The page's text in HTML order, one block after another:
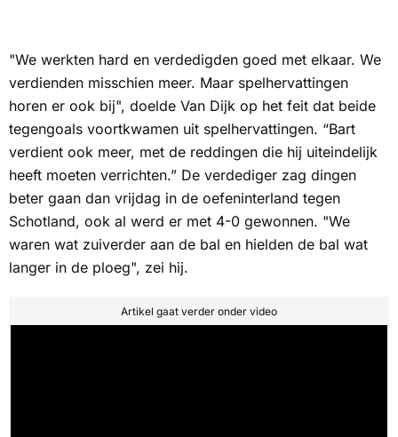
"We werkten hard en verdedigden goed met elkaar. We
verdienden misschien meer. Maar spelhervattingen
horen er ook bij", doelde Van Dijk op het feit dat beide
tegengoals voortkwamen uit spelhervattingen. “Bart
verdient ook meer, met de reddingen die hij uiteindelijk
heeft moeten verrichten.” De verdediger zag dingen
beter gaan dan vrijdag in de oefeninterland tegen
Schotland, ook al werd er met 4-0 gewonnen. "We
waren wat zuiverder aan de bal en hielden de bal wat
langer in de ploeg", zei hij.
Artikel gaat verder onder video